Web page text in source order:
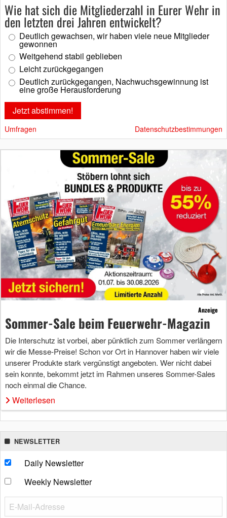
Wie hat sich die Mitgliederzahl in Eurer Wehr in
den letzten drei Jahren entwickelt?
Deutlich gewachsen, wir haben viele neue Mitglieder
gewonnen
Weitgehend stabil geblieben
Leicht zurückgegangen
Deutlich zurückgegangen, Nachwuchsgewinnung ist
eine große Herausforderung
Umfragen Datenschutzbestimmungen
Anzeige
Sommer-Sale beim Feuerwehr-Magazin
Die Interschutz ist vorbei, aber pünktlich zum Sommer verlängern
wir die Messe-Preise! Schon vor Ort in Hannover haben wir viele
unserer Produkte stark vergünstigt angeboten. Wer nicht dabei
sein konnte, bekommt jetzt im Rahmen unseres Sommer-Sales
noch einmal die Chance.
Weiterlesen
NEWSLETTER
Daily Newsletter
Weekly Newsletter